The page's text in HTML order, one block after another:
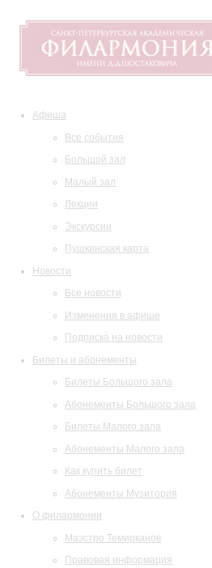
Афиша
Все события
Большой зал
Малый зал
Лекции
Экскурсии
Пушкинская карта
Новости
Все новости
Изменения в афише
Подписка на новости
Билеты и абонементы
Билеты Большого зала
Абонементы Большого зала
Билеты Малого зала
Абонементы Малого зала
Как купить билет
Абонементы Музитория
О филармонии
Маэстро Темирканов
Правовая информация